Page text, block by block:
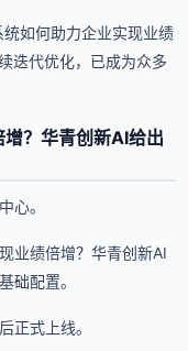
如何助力企业实现业绩
迭代优化，已成为众多
？华青创新AI给出
心。
业绩倍增？华青创新AI
础配置。
正式上线。